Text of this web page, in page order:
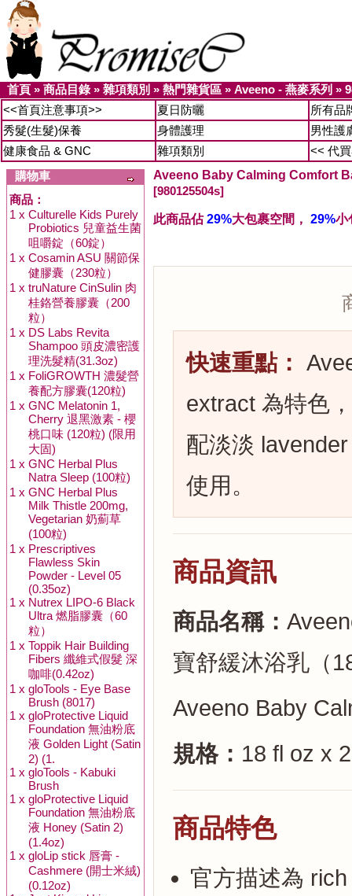
首頁 » 商品目錄» 雜項類別 » 熱門雜貨區 » Aveeno - 燕麥系列 »
<<首頁注意事項>>
夏日防曬
所有品
秀髮(生髮)保養
身體護理
男性護
健康食品 & GNC
雜項類別
<< 代
購物車
商品：
1 x Culturelle Kids Purely
Probiotics 兒童益生菌
咀嚼錠（60錠）
1 x Cosamin ASU 關節保
健膠囊（230粒）
1 x truNature CinSulin 肉
桂鉻營養膠囊（200
粒）
1 x DS Labs Revita
Shampoo 頭皮濃密護
理洗髮精(31.3oz)
1 x FoliGROWTH 濃髮營
養配方膠囊(120粒)
1 x GNC Melatonin 1,
Cherry 退黑激素 - 櫻
桃口味 (120粒) (限用
大固)
1 x GNC Herbal Plus
Natra Sleep (100粒)
1 x GNC Herbal Plus
Milk Thistle 200mg,
Vegetarian 奶薊草
(100粒)
1 x Prescriptives
Flawless Skin
Powder - Level 05
(0.35oz)
1 x Nutrex LIPO-6 Black
Ultra 燃脂膠囊（60
粒）
1 x Toppik Hair Building
Fibers 纖維式假髮 深
咖啡(0.42oz)
1 x gloTools - Eye Base
Brush (8017)
1 x gloProtective Liquid
Foundation 無油粉底
液 Golden Light (Satin
2) (1.
1 x gloTools - Kabuki
Brush
1 x gloProtective Liquid
Foundation 無油粉底
液 Honey (Satin 2)
(1.4oz)
1 x gloLip stick 唇膏 -
Cashmere (開士米絨)
(0.12oz)
Aveeno Baby Calming Comfort
[980125504s]
此商品佔29%大包裹空間， 29%小
快速重點：
extract 為特色
配淡淡
使用。
商品資訊
商品名稱：
寶舒緩沐浴乳（
Aveeno Baby
規格： 18 fl oz x
商品特色
官方描述為